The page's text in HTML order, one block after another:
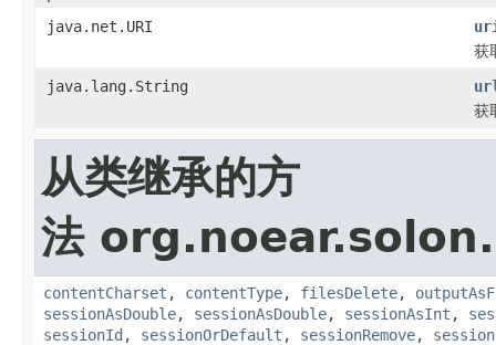
java.net.URI
获
java.lang.String
获
从类继承的方
法
contentCharset , contentType, filesDelete,
sessionAsDouble, sessionAsDouble, sessionAsInt ,
sessionId , sessionOrDefault , sessionRemove,